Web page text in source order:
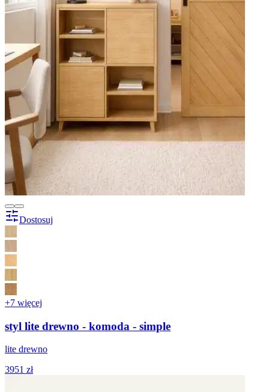
Dostosuj
+7 więcej
styl lite drewno - komoda - simple
lite drewno
3951 zł